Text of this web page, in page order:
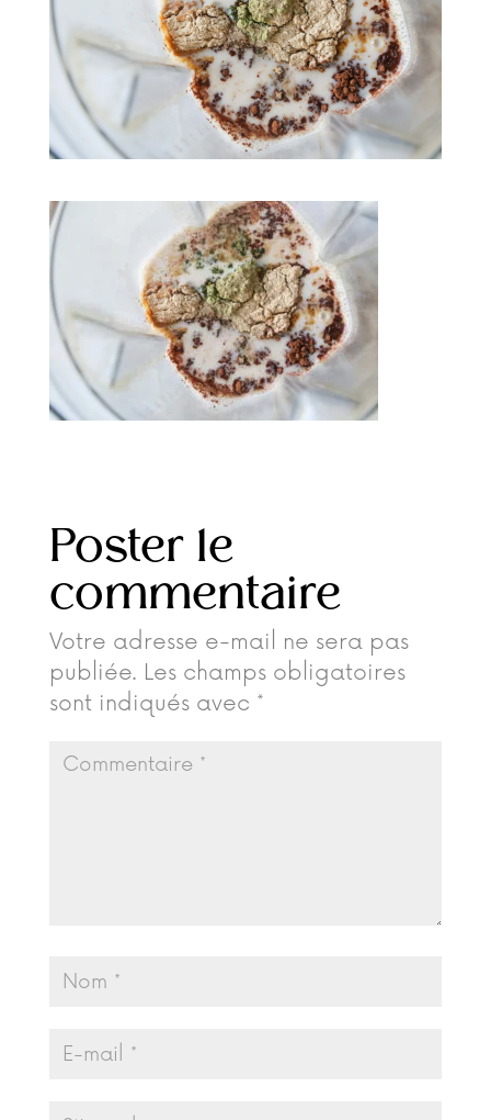
Poster le
commentaire
Votre adresse e-mail ne sera pas
publiée. Les champs obligatoires
sont indiqués avec *